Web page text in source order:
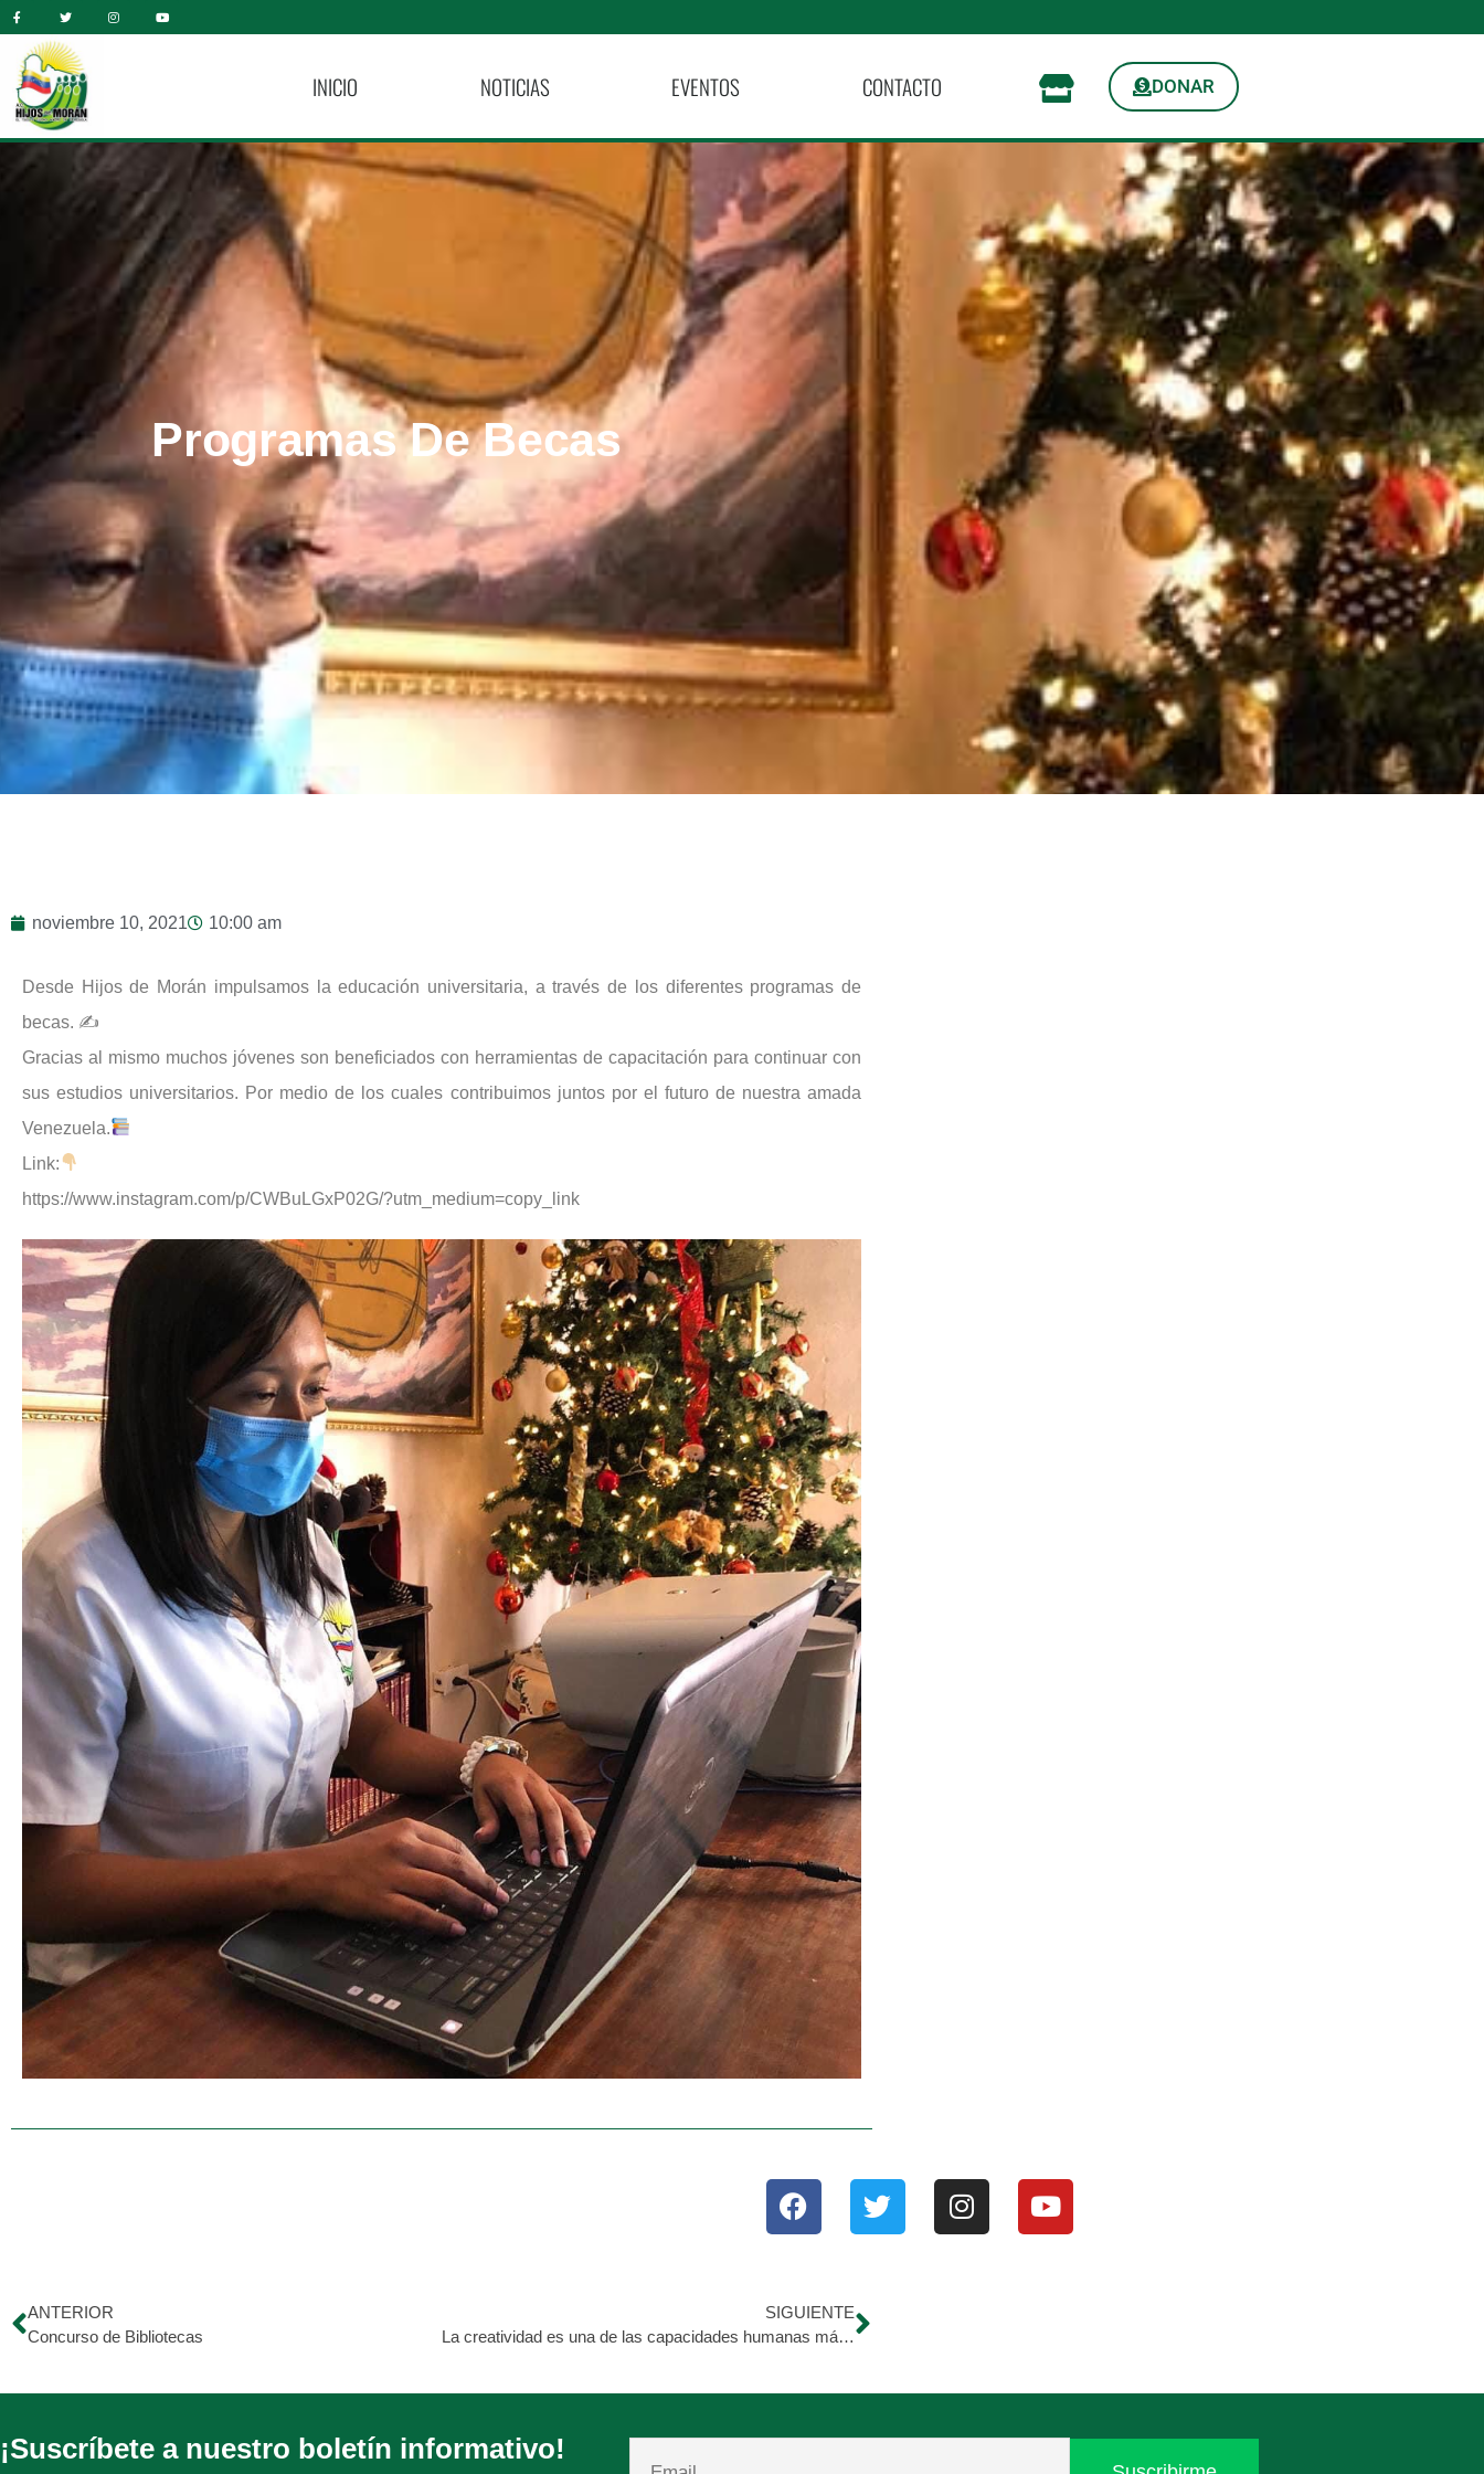
INICIO NOTICIAS EVENTOS CONTACTO DONAR
Programas De Becas
noviembre 10, 2021 10:00 am
Desde Hijos de Morán impulsamos la educación universitaria, a través de los diferentes programas de
becas. ✍️
Gracias al mismo muchos jóvenes son beneficiados con herramientas de capacitación para continuar con
sus estudios universitarios. Por medio de los cuales contribuimos juntos por el futuro de nuestra amada
Venezuela.
Link:
https://www.instagram.com/p/CWBuLGxP02G/?utm_medium=copy_link
ANTERIOR
Concurso de Bibliotecas
SIGUIENTE
La creatividad es una de las capacidades humanas más valiosas, nos permite expresarnos, soñar y transformar la realidad.
¡Suscríbete a nuestro boletín informativo!